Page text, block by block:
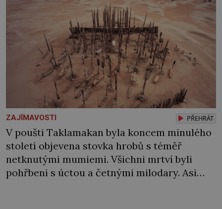
ZAJÍMAVOSTI PŘEHRÁT
V poušti Taklamakan byla koncem minulého
století objevena stovka hrobů s téměř
netknutými mumiemi. Všichni mrtví byli
pohřbeni s úctou a četnými milodary. Asi